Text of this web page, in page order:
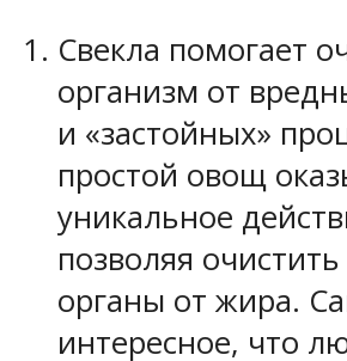
Свекла помогает
организм от
и «застойных»
простой овощ
уникальное
позволяя
органы от жира.
интересное, что